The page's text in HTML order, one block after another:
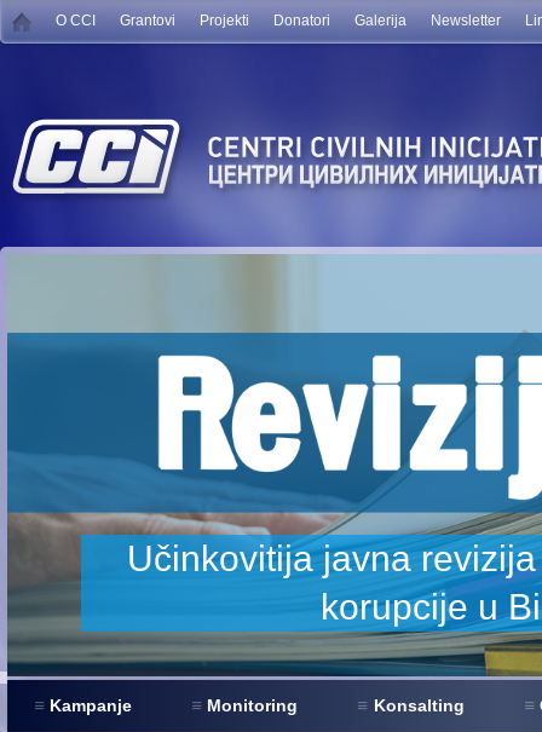
O CCI Grantovi Projekti Donatori Galerija Newsletter
Kampanje Monitoring Konsalting